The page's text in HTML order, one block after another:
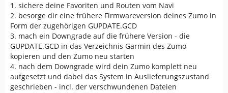
1. sichere deine Favoriten und Routen vom Navi
2. besorge dir eine frühere Firmwareversion deines Zumo in
Form der zugehörigen GUPDATE.GCD
3. mach ein Downgrade auf die frühere Version - die
GUPDATE.GCD in das Verzeichnis Garmin des Zumo
kopieren und den Zumo neu starten
4. nach dem Downgrade wird dein Zumo komplett neu
aufgesetzt und dabei das System in Auslieferungszustand
geschrieben - incl. der verschwundenen Dateien